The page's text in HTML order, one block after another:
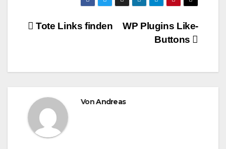
Beitragsnavigation
WP Plugins Like-
Buttons
Tote Links finden
VonAndreas